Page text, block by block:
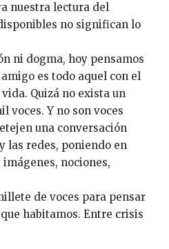
nuestra lectura del
no significan lo
ni dogma, hoy pensamos
es todo aquel con el
Quizá no exista un
voces. Y no son voces
una conversación
las redes, poniendo en
nociones,
de voces para pensar
habitamos. Entre crisis